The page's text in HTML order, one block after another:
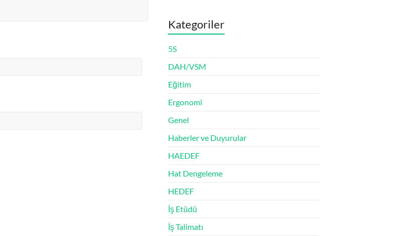
Kategoriler
5S
DAH/VSM
Eğitim
Ergonomi
Genel
Haberler ve Duyurular
HAEDEF
Hat Dengeleme
HEDEF
İş Etüdü
İş Talimatı